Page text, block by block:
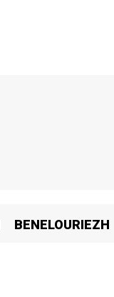
BENELOURIEZH